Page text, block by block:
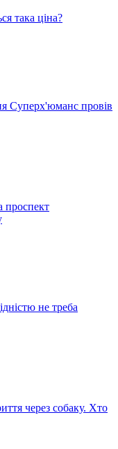
така ціна?
Суперх'юманс провів
проспект
не треба
через собаку. Хто